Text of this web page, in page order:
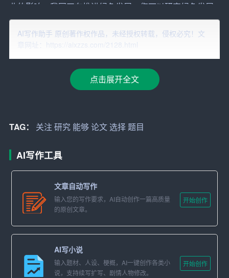
业的影响；我国正在推进绿色发展，您可以研究绿色发展
对某一地区经济发展的影响等。
二、结合自身兴趣和专业特长
选择一个与自身兴趣紧密相关的题目，能够使您在论文写
作过程中保持积极的心态和较高的热情。同时，结合自身
这一领域有一定的实践经验，那么可以选择人工智能相关
三、深入挖掘现有研究成果的不足
在选择题目时，可以查阅相关领域的现有研究成果，了解
前人已经取得了哪些成果，还存在哪些不足。在此基础
上，选择一个能够填补这些不足的题目，能够使您的论文
更有创新性。例如，如果您发现现有研究在某一领域存在
争议，可以深入研究这一争议，尝试给出自己的观点。
四、结合新兴技术和方法
AI写作助手 原创著作权作品，未经授权转载，侵权必究！文
章网址：https://aixzzs.com/2128.html
点击展开全文
TAG： 关注 研究 能够论文 选择题目
AI写作工具
文章自动写作
输入您的写作要求，AI自动创作一篇高质量
的原创文章。
开始创作
AI写小说
输入题材、人设、梗概，AI一键创作各类小
说，支持续写扩写、剧情人物修改。
开始创作